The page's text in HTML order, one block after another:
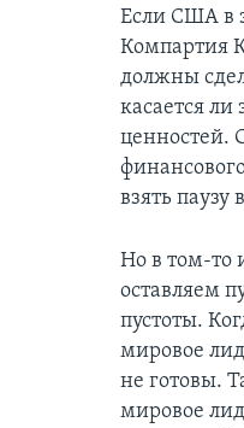
Если США в
Компартия
должны
касается
ценностей.
взять паузу
Но в том-то
оставляем
пустоты.
мировое
не готовы.
мировое